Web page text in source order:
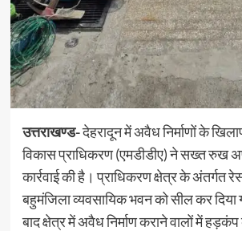
उत्तराखण्ड-देहरादून में अवैध निर्माणों के
विकास प्राधिकरण (एमडीडीए) ने सख्त रुख
कार्रवाई की है। प्राधिकरण क्षेत्र के अंतर्गत
बहुमंजिला व्यवसायिक भवन को सील कर दिया
बाद क्षेत्र में अवैध निर्माण कराने वालों में